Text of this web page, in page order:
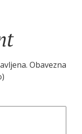
Obavezna